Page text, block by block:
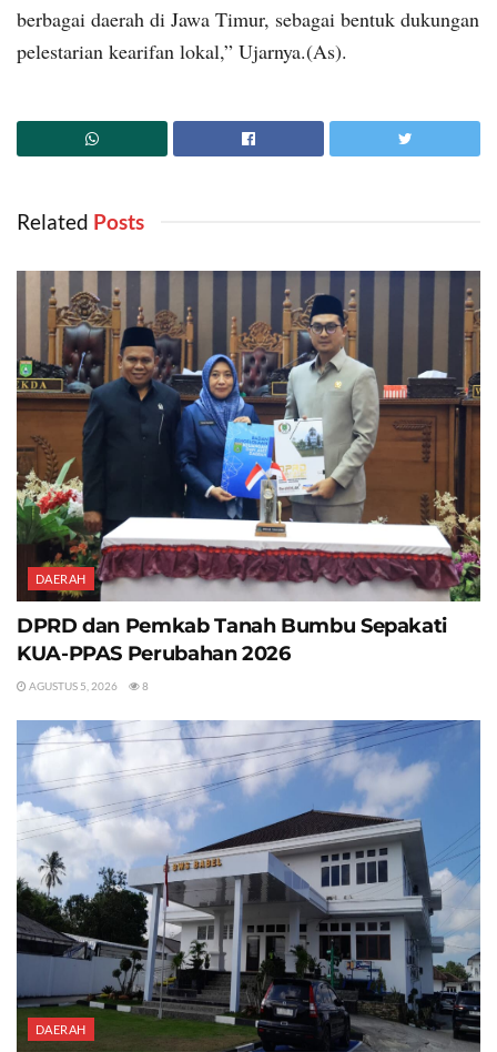
berbagai daerah di Jawa Timur, sebagai bentuk dukungan
pelestarian kearifan lokal,” Ujarnya.(As).
Related ‎ Posts
DAERAH
DPRD dan Pemkab Tanah Bumbu Sepakati
KUA-PPAS Perubahan 2026
AGUSTUS 5, 2026 8
DAERAH